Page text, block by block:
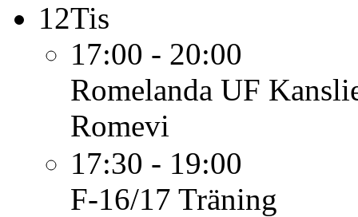
12Tis
17:00 - 20:00
Romelanda UF
Romevi
17:30 - 19:00
F-16/17 Träning